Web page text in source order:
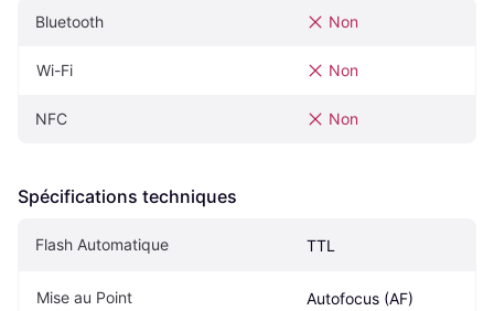
Bluetooth Non
Wi-Fi Non
NFC Non
Spécifications techniques
Flash Automatique TTL
Mise au Point Autofocus (AF)